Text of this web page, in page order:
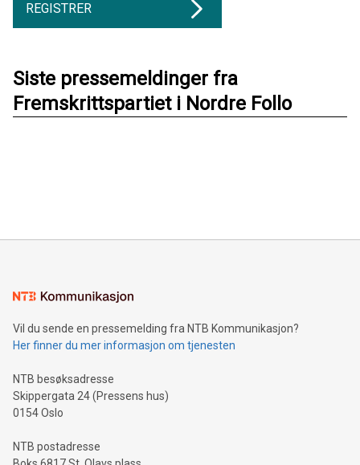
REGISTRER
Siste pressemeldinger fra
Fremskrittspartiet i Nordre Follo
Vil du sende en pressemelding fra NTB Kommunikasjon?
Her finner du mer informasjon om tjenesten
NTB besøksadresse
Skippergata 24 (Pressens hus)
0154 Oslo
NTB postadresse